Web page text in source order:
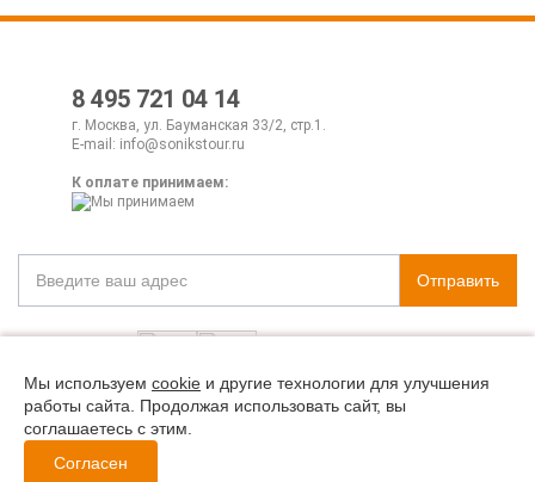
8 495 721 04 14
г. Москва, ул. Бауманская 33/2, стр.1.
E-mail: info@sonikstour.ru
К оплате принимаем:
Отправить
Политика конфиденциальности
© Все права защищены. Информация сайта защищена законом об
Мы используем cookie и другие технологии для улучшения
работы сайта. Продолжая использовать сайт, вы
соглашаетесь с этим.
Согласен